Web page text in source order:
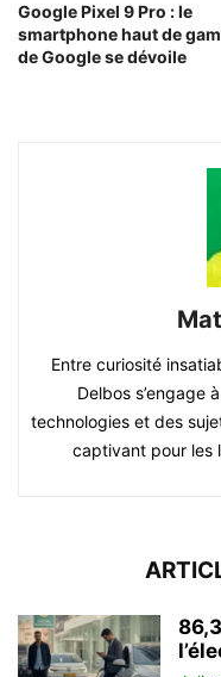
Google Pixel 9 Pro : le
smartphone haut de
de Google se dévoile
Entre curiosité
Delbos s’engage
technologies et des
captivant pour les